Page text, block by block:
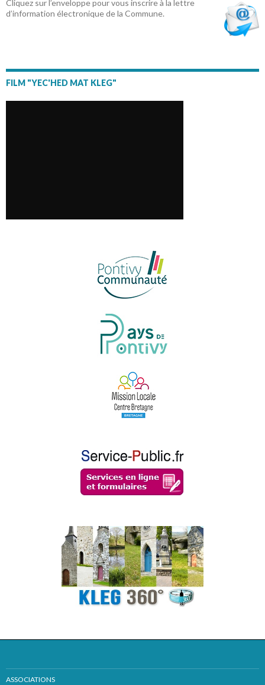
Cliquez sur l’enveloppe pour vous inscrire à la lettre
d’information électronique de la Commune.
FILM "YEC'HED MAT KLEG"
ASSOCIATIONS